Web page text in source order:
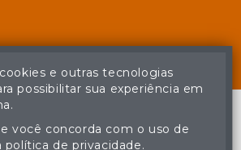
- Todos os direitos reservados
e outras tecnologias
possibilitar sua experiência em
você concorda com o uso de
política de privacidade.